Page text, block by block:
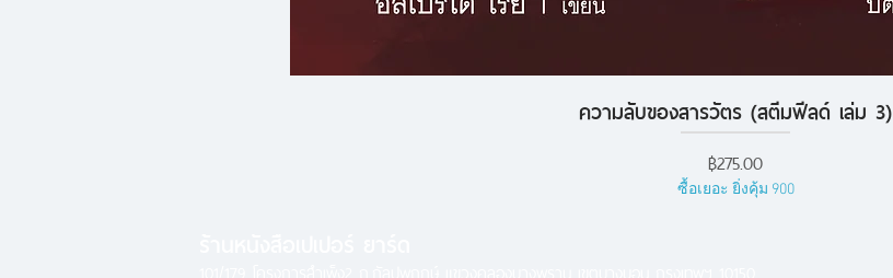
ดูข้อมูลด่วน
ความลับของสารวัตร (สตีมฟีลด์ เล่ม 3)
ราคา
฿275.00
ซื้อเยอะ ยิ่งคุ้ม 900